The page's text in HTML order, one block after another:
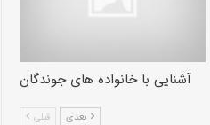
آشنایی با خانواده های جوندگان
قبلی